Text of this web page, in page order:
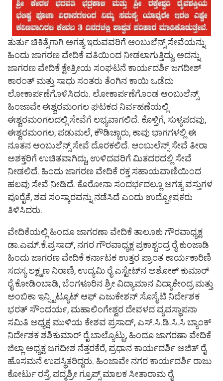
ತುರ್ತು ಚಿಕಿತ್ಸೆಗಾಗಿ ಅಗತ್ಯ ಇರುವವರಿಗೆ ಆಂಬುಲೆನ್ಸ್ ಸೇವೆಯನ್ನು
ಹಿಂದು ಜಾಗರಣ ವೇದಿಕೆ ವತಿಯಿಂದ ನೀಡಲಾಗುತ್ತಿದ್ದು, ಅದನ್ನು
ಜಾಗರಣ ವೇದಿಕೆ ಕ್ಷೇತ್ರೀಯ ಸಂಘಟನೆ ಕಾರ್ಯದರ್ಶಿ ಜಗದೀಶ್
ಕಾರಂತ್ ಮತ್ತು ಸಾಧು ಸಂತರು ತೆಂಗಿನ ಕಾಯಿ ಒಡೆದು
ಲೋಕಾರ್ಪಣೆಗೊಳಿಸಿದರು. ಲೋಕಾರ್ಪಣೆಗೊಂಡ ಆಂಬುಲೆನ್ಸ್
ಹಿಂಜಾವೇ ಈಶ್ವರಮಂಗಲ ಘಟಕದ ನಿರ್ವಹಣೆಯಲ್ಲಿ
ಈಶ್ವರಮಂಗಲದಲ್ಲಿ ಸೇವೆಗೆ ಲಭ್ಯವಾಗಲಿದೆ. ಕೊಳ್ತಿಗೆ, ಸುಳ್ಯಪದವು,
ಈಶ್ವರಮಂಗಲ, ಪಡುಮಲೆ, ಕೌಡಿಚ್ಚಾರು, ಕಾವು ಭಾಗಗಳಲ್ಲಿ ಈ
ನೂತನ ಆಂಬುಲೆನ್ಸ್ ಸೇವೆ ದೊರಕಲಿದೆ. ಆಂಬುಲೆನ್ಸ್ ಸೇವೆ ತೀರಾ
ಅಶಕ್ತರಿಗೆ ಉಚಿತವಾಗಿದ್ದು, ಉಳಿದವರಿಗೆ ಮಿತದರದಲ್ಲಿ ಸೇವೆ
ನೀಡಲಿದೆ. ಹಿಂದು ಜಾಗರಣ ವೇದಿಕೆ ರಕ್ತ ಸಹಾಯವಾಣಿಯಿಂದ
ಹಲವು ಸೇವೆ ನೀಡಿದೆ. ಕೊರೋನಾ ಸಂದರ್ಭದಲ್ಲೂ ಅಗತ್ಯ ವಸ್ತುಗಳ
ಪೂರೈಕೆ, ಶವ ಸಂಸ್ಕಾರವನ್ನು ನಡೆಸಿದೆ ಎಂದು ಉದ್ಘೋಷಕರು
ತಿಳಿಸಿದರು.
ವೇದಿಕೆಯಲ್ಲಿ ಹಿಂದೂ ಜಾಗರಣಾ ವೇದಿಕೆ ತಾಲೂಕು ಗೌರವಾಧ್ಯಕ್ಷ
ಡಾ.ಎಮ್.ಕೆ.ಪ್ರಸಾದ್, ನಗರ ಗೌರವಾಧ್ಯಕ್ಷ ಪ್ರಕಾಶ್ಚಂದ್ರ ರೈ ಕುಂಜಾಡಿ
ಹಿಂದು ಜಾಗರಣ ವೇದಿಕೆ ಕರ್ನಾಟಕ ಉತ್ತರ ಪ್ರಾಂತ ಕಾರ್ಯಕಾರಿಣಿ
ಸದಸ್ಯ ಲಕ್ಷ್ಮಣ ನಿರಾಣಿ, ಉದ್ಯಮಿ ರೈ ಎಸ್ಟೇಟ್‌ನ ಅಶೋಕ್ ಕುಮಾರ್
ರೈ ಕೋಡಿಂಬಾಡಿ, ಬೆಂಗಳೂರಿನ ಶ್ರೀ ವಿದ್ಯಾಮಾನ ವಿದ್ಯಾಕೇಂದ್ರ ಮತ್ತು
ಅಂಬಿಕಾ ಇನ್ಸ್ಟಿಟ್ಯೂಟ್ ಆಫ್ ಎಜುಕೇಶನ್ ಸೊಸೈಟಿ ನಿರ್ದೇಶಕ
ಭರತ್ ಸೌಂದರ್ಯ, ಮಹಾಲಿಂಗೇಶ್ವರ ದೇವಳದ ವ್ಯವಸ್ಥಾಪನಾ
ಸಮಿತಿ ಅಧ್ಯಕ್ಷ ಮುಳಿಯ ಕೇಶವ ಪ್ರಸಾದ್, ಎಸ್.ಸಿ.ಡಿ.ಸಿ.ಸಿ ಬ್ಯಾಂಕ್
ನಿರ್ದೇಶಕ ಶಶಿಕುಮಾರ್ ರೈ ಬಾಲ್ಯೊಟ್ಟು, ಹಿಂದೂ ಜಾಗರಣಾ ವೇದಿಕೆ
ಜಿಲ್ಲಾ ಅಧ್ಯಕ್ಷ ಜಗದೀಶ ನೆತ್ತರಕೆರೆ, ಪ್ರಧಾನ ಕಾರ್ಯದರ್ಶಿ ಅಜಿತ್ ರೈ
ಹೊಸಮನೆ ಉಪಸ್ಥಿತರಿದ್ದರು. ಹಿಂಜಾವೇ ನಗರ ಕಾರ್ಯದರ್ಶಿ ರಾಜು
ಕೋರ್ಟು ರಸ್ತೆ, ಪದ್ಮಶ್ರೀ ಗ್ರೂಪ್ಸ್ ಮಾಲಕ ಸೀತಾರಾಮ ರೈ